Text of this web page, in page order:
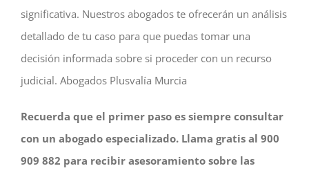
significativa. Nuestros abogados te ofrecerán un análisis
detallado de tu caso para que puedas tomar una
decisión informada sobre si proceder con un recurso
judicial. Abogados Plusvalía Murcia
Recuerda que el primer paso es siempre consultar
con un abogado especializado. Llama gratis al 900
909 882 para recibir asesoramiento sobre las